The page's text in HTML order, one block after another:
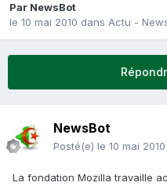
Par NewsBot
le 10 mai 2010 dans Actu -
NewsBot
Posté(e) le 10 mai 2010
La fondation Mozilla travaille